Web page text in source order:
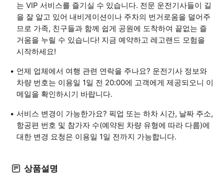
는 VIP 서비스를 즐기실 수 있습니다. 전문 운전기사들이 길
을 잘 알고 있어 내비게이션이나 주차의 번거로움을 덜어주
므로 가족, 친구들과 함께 쉽게 공원에 도착하여 끝없는 즐
거움을 누릴 수 있습니다! 지금 예약하고 레고랜드 모험을
시작하세요!
언제 업체에서 여행 관련 연락을 주나요? 운전기사 정보와
차량 번호는 이용일 1일 전 20:00에 고객에게 제공되오니 이
메일을 확인하시기 바랍니다.
서비스 변경이 가능한가요? 픽업 또는 하차 시간, 날짜 주소,
항공편 번호 및 참가자 수(예약된 차량 유형에 따라 다름)에
대한 변경 요청은 이용일 1일 전까지 가능합니다.
상품설명